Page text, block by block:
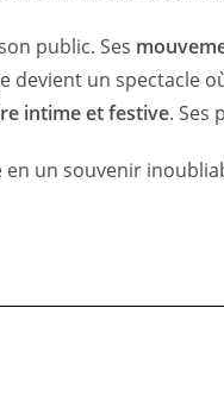
public. Ses
devient un spectacle
intime et festive. Ses
un souvenir